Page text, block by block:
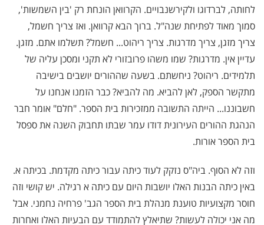
לחותה, לברדוגו ולקירשנבויים. הקרוואן הונחת רק 'בין השמשות',
סמוך מאוד לפתיחת שנה"ל. ברוך הבא קרוואן. ואז צריך חשמל,
צריך מזגן, צריך מדרגות. צריך ריהוט... חשמל? תשלמו אתם. מזגן.
עדיין אין. מדרגות? שמו משהו פרובזורי לא תקני ומסכן עליה של
תלמידים. ריהוט? ניחשתם. בשעה שההורים יושבים בישיבה
מתקשר הספק, לאן להביא. מה להביא? כבר הזמנו אנחנו על
חשבוננו... הייתה התשובה ממזכירות בית הספר. "חלם" אומר חבר
הנהגת ההורים העירונית דודו עמר שבתו תחבוק השנה את ספסל
בית הספר אורות.
וזה לא הסוף. ביה"ס נזקק לעוד כיתה עבור כיתה מקדמת. בכיתה א.
באין כיתה הבנות האלו יושבות היום עם כיתה א רגילה. יש קושי וזה
חוסר מקצועיות טוענת מנהלת בית הספר הגב' פרחיה נחמני. אבל
מה אני יכולה לעשות? שתיאלץ להתמודד עם הבעיות האלו ואחרות